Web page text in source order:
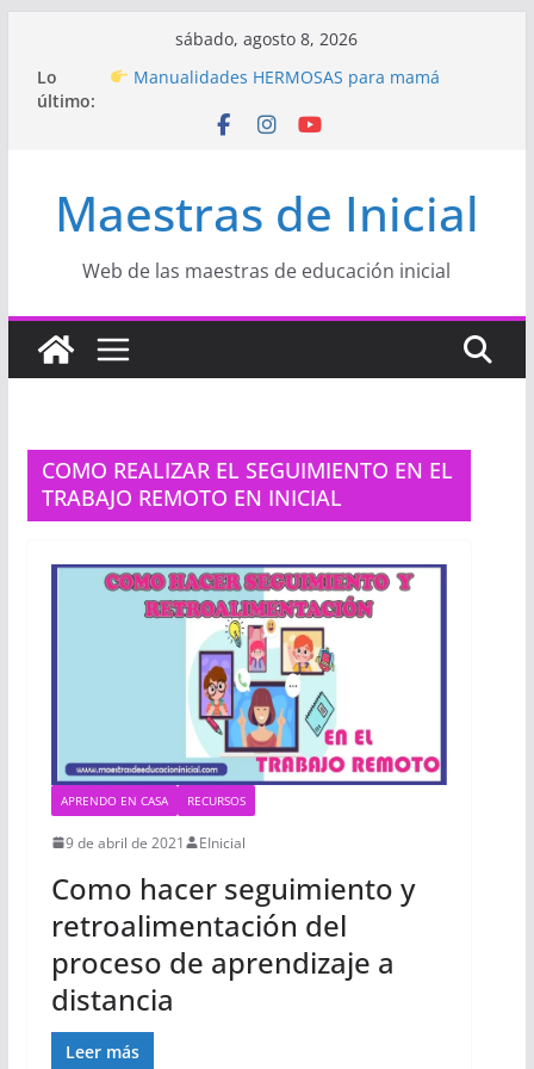
contenido
sábado, agosto 8, 2026
Lo
último:
Hermosos dibujos para MAMÁ: colorea con
amor en Inicial
Manualidades HERMOSAS para mamá
(fáciles y llenas de amor)
Proyecto
“Celebramos con Alegría la Semana
de la Educación Inicial»
Proyecto de Aprendizaje
Un regalo para
Mamá hecho con amor
Maestras de Inicial
Web de las maestras de educación inicial
COMO REALIZAR EL SEGUIMIENTO EN EL
TRABAJO REMOTO EN INICIAL
APRENDO EN CASA RECURSOS
9 de abril de 2021 EInicial
Como hacer seguimiento y
retroalimentación del
proceso de aprendizaje a
distancia
Leer más